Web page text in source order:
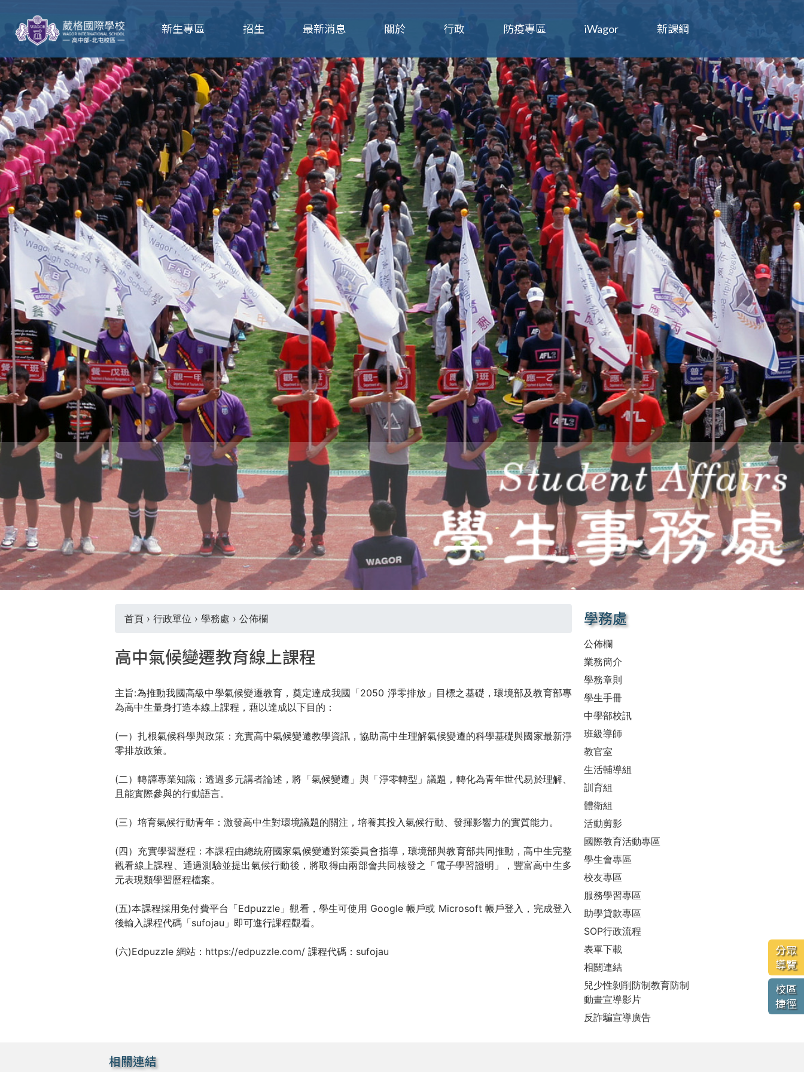
葳
格
高
級
中
學
葳
格
國
際．
國
際
葳
格。
培
具
國
際
移
力
的
世
民。
WAGOR
TODAY
THE
WORLD
TOMORROW
PUTTING
在
這
首頁 › 行政單位 › 學務處 › 公佈欄
高中氣候變遷教育線上課程
主旨:為推動我國高級中學氣候變遷教育，奠定達成我國「2050 淨零排放」目標之基礎，環境部及教育部專
為高中生量身打造本線上課程，藉以達成以下目的：
(一）扎根氣候科學與政策：充實高中氣候變遷教學資訊，協助高中生理解氣候變遷的科學基礎與國家最新淨
零排放政策。
(二）轉譯專業知識：透過多元講者論述，將「氣候變遷」與「淨零轉型」議題，轉化為青年世代易於理解、
且能實際參與的行動語言。
(三）培育氣候行動青年：激發高中生對環境議題的關注，培養其投入氣候行動、發揮影響力的實質能力。
(四）充實學習歷程：本課程由總統府國家氣候變遷對策委員會指導，環境部與教育部共同推動，高中生完整
觀看線上課程、通過測驗並提出氣候行動後，將取得由兩部會共同核發之「電子學習證明」，豐富高中生多
元表現類學習歷程檔案。
(五)本課程採用免付費平台「Edpuzzle」觀看，學生可使用 Google 帳戶或 Microsoft 帳戶登入，完成登入
後輸入課程代碼「sufojau」即可進行課程觀看。
(六)Edpuzzle 網站： https://edpuzzle.com/ 課程代碼：sufojau
新生專區 招生 最新消息 關於 行政 防疫專區 iWagor 新課綱
分眾
導覽
校區
捷徑
學務處
公佈欄
業務簡介
學務章則
學生手冊
中學部校訊
班級導師
教官室
生活輔導組
訓育組
體衛組
活動剪影
國際教育活動專區
學生會專區
校友專區
服務學習專區
助學貸款專區
SOP行政流程
表單下載
相關連結
兒少性剝削防制教育防制
動畫宣導影片
反詐騙宣導廣告
相關連結